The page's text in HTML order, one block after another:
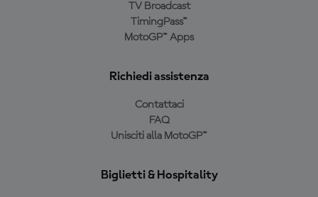
TV Broadcast
TimingPass™
MotoGP™ Apps
Richiedi assistenza
Contattaci
FAQ
Unisciti alla MotoGP™
Biglietti & Hospitality